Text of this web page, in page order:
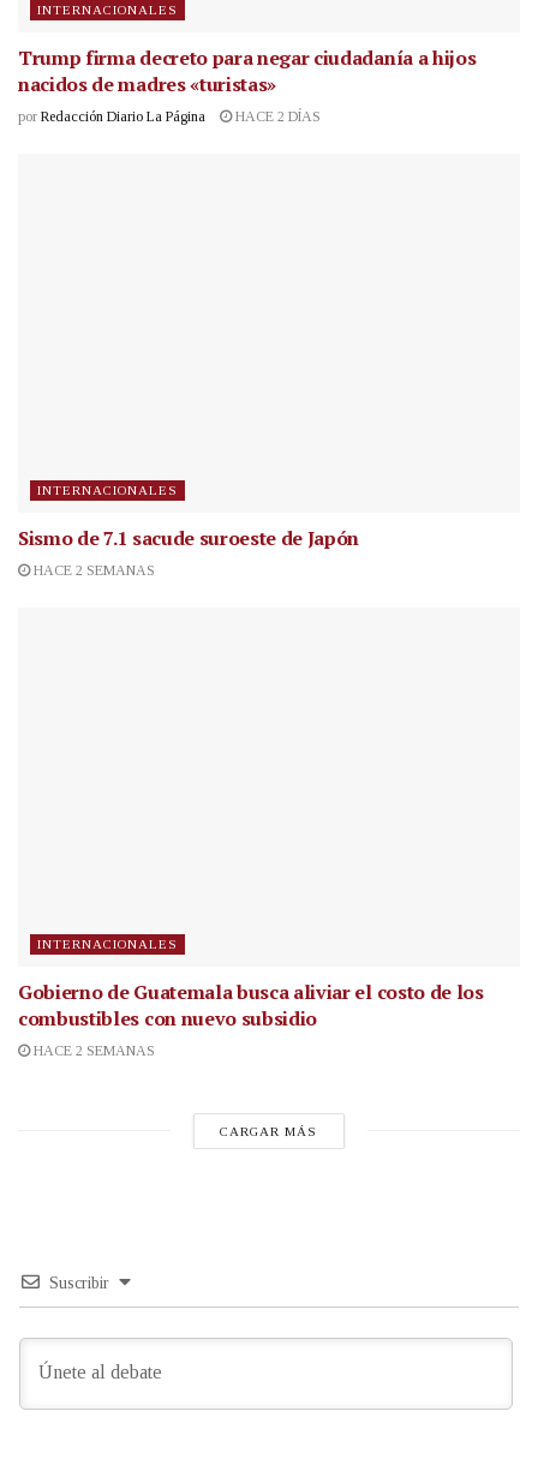
INTERNACIONALES
Trump firma decreto para negar ciudadanía a hijos
nacidos de madres «turistas»
por Redacción Diario La Página HACE 2 DÍAS
INTERNACIONALES
Sismo de 7.1 sacude suroeste de Japón
HACE 2 SEMANAS
INTERNACIONALES
Gobierno de Guatemala busca aliviar el costo de los
combustibles con nuevo subsidio
HACE 2 SEMANAS
CARGAR MÁS
Suscribir